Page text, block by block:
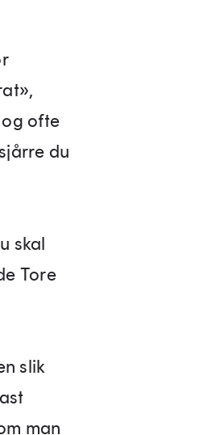
ofte
du
skal
Tore
slik
man